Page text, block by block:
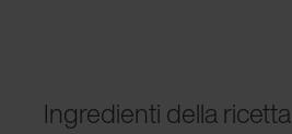
Ingredienti della ricetta